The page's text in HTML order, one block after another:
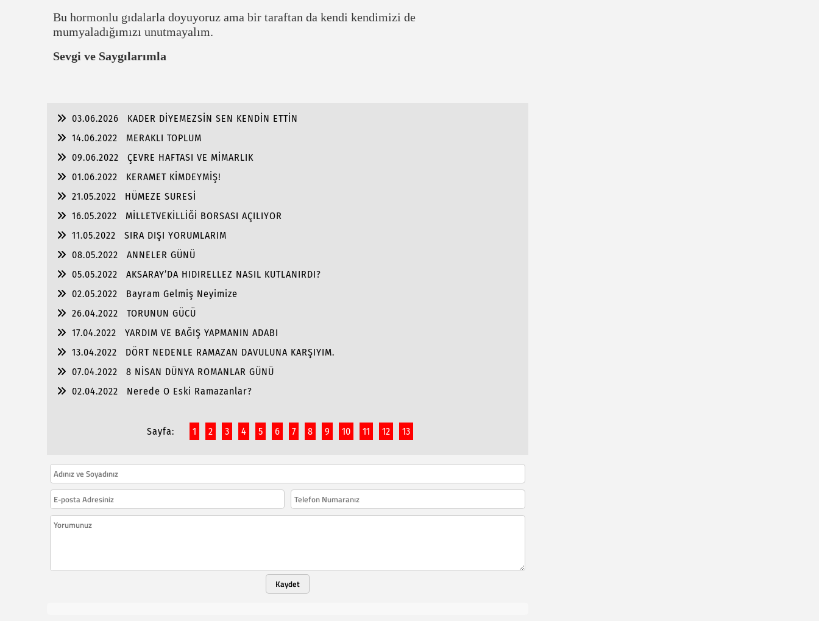
Bu hormonlu gıdalarla doyuyoruz ama bir taraftan da kendi kendimizi de
mumyaladığımızı unutmayalım.
Sevgi ve Saygılarımla
03.06.2026
KADER DİYEMEZSİN SEN KENDİN ETTİN
14.06.2022
MERAKLI TOPLUM
09.06.2022
ÇEVRE HAFTASI VE MİMARLIK
01.06.2022
KERAMET KİMDEYMİŞ!
21.05.2022
HÜMEZE SURESİ
16.05.2022
MİLLETVEKİLLİĞİ BORSASI AÇILIYOR
11.05.2022
SIRA DIŞI YORUMLARIM
08.05.2022
ANNELER GÜNÜ
05.05.2022
AKSARAY’DA HIDIRELLEZ NASIL KUTLANIRDI?
02.05.2022
Bayram Gelmiş Neyimize
26.04.2022
TORUNUN GÜCÜ
17.04.2022
YARDIM VE BAĞIŞ YAPMANIN ADABI
13.04.2022
DÖRT NEDENLE RAMAZAN DAVULUNA KARŞIYIM.
07.04.2022
8 NİSAN DÜNYA ROMANLAR GÜNÜ
02.04.2022
Nerede O Eski Ramazanlar?
Sayfa: 1 2 3 4 5 6 7 8 9 10 11 12 13
Kaydet